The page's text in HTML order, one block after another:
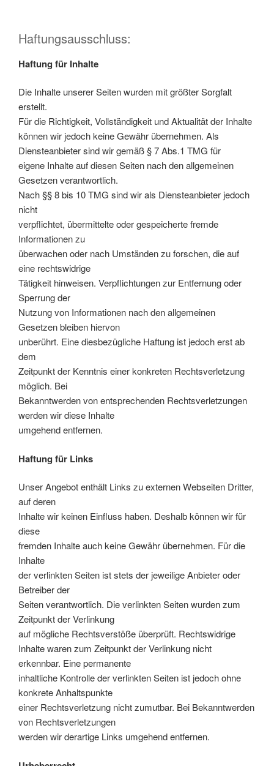
Haftungsausschluss:
Haftung für Inhalte
Die Inhalte unserer Seiten wurden mit größter Sorgfalt
erstellt.
Für die Richtigkeit, Vollständigkeit und Aktualität der Inhalte
können wir jedoch keine Gewähr übernehmen. Als
Diensteanbieter sind wir gemäß § 7 Abs.1 TMG für
eigene Inhalte auf diesen Seiten nach den allgemeinen
Gesetzen verantwortlich.
Nach §§ 8 bis 10 TMG sind wir als Diensteanbieter jedoch
nicht
verpflichtet, übermittelte oder gespeicherte fremde
Informationen zu
überwachen oder nach Umständen zu forschen, die auf
eine rechtswidrige
Tätigkeit hinweisen. Verpflichtungen zur Entfernung oder
Sperrung der
Nutzung von Informationen nach den allgemeinen
Gesetzen bleiben hiervon
unberührt. Eine diesbezügliche Haftung ist jedoch erst ab
dem
Zeitpunkt der Kenntnis einer konkreten Rechtsverletzung
möglich. Bei
Bekanntwerden von entsprechenden Rechtsverletzungen
werden wir diese Inhalte
umgehend entfernen.
Haftung für Links
Unser Angebot enthält Links zu externen Webseiten Dritter,
auf deren
Inhalte wir keinen Einfluss haben. Deshalb können wir für
diese
fremden Inhalte auch keine Gewähr übernehmen. Für die
Inhalte
der verlinkten Seiten ist stets der jeweilige Anbieter oder
Betreiber der
Seiten verantwortlich. Die verlinkten Seiten wurden zum
Zeitpunkt der Verlinkung
auf mögliche Rechtsverstöße überprüft. Rechtswidrige
Inhalte waren zum Zeitpunkt der Verlinkung nicht
erkennbar. Eine permanente
inhaltliche Kontrolle der verlinkten Seiten ist jedoch ohne
konkrete Anhaltspunkte
einer Rechtsverletzung nicht zumutbar. Bei Bekanntwerden
von Rechtsverletzungen
werden wir derartige Links umgehend entfernen.